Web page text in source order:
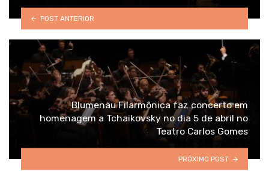
POST ANTERIOR
Blumenau Filarmônica faz concerto em
homenagem a Tchaikovsky no dia 5 de abril no
Teatro Carlos Gomes
PRÓXIMO POST